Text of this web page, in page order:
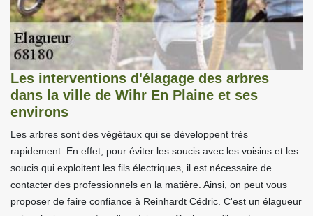
Les interventions d'élagage des arbres
dans la ville de Wihr En Plaine et ses
environs
Les arbres sont des végétaux qui se développent très
rapidement. En effet, pour éviter les soucis avec les voisins et les
soucis qui exploitent les fils électriques, il est nécessaire de
contacter des professionnels en la matière. Ainsi, on peut vous
proposer de faire confiance à Reinhardt Cédric. C'est un élagueur